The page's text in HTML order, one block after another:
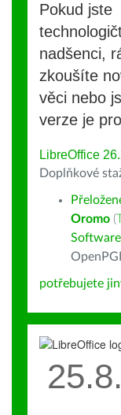
Pokud jste
nadšenci,
zkoušíte
věci nebo
verze je
LibreOffice
Doplňkové
Oromo (
potřebujete